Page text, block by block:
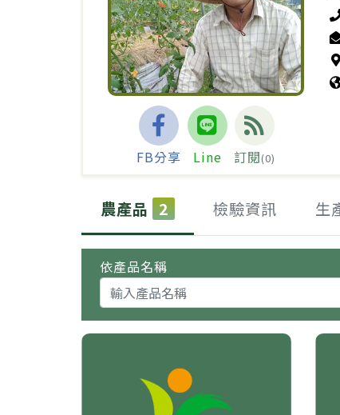
FB分享 Line 訂閱(0)
農產品 2 檢驗資訊 生
依產品名稱